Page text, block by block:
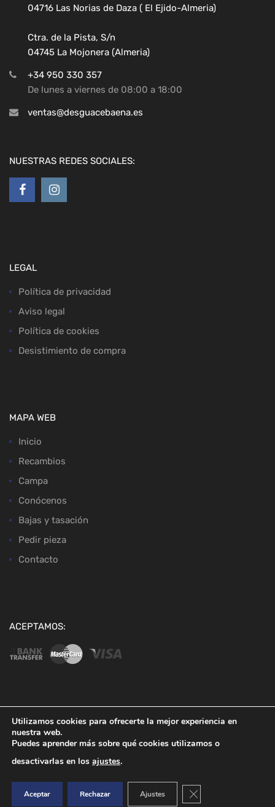
04716 Las Norias de Daza ( El Ejido-Almeria)
Ctra. de la Pista, S/n
04745 La Mojonera (Almeria)
+34 950 330 357
De lunes a viernes de 08:00 a 18:00
ventas@desguacebaena.es
NUESTRAS REDES SOCIALES:
LEGAL
Política de privacidad
Aviso legal
Política de cookies
Desistimiento de compra
MAPA WEB
Inicio
Recambios
Campa
Conócenos
Bajas y tasación
Pedir pieza
Contacto
ACEPTAMOS:
Utilizamos cookies para ofrecerte la mejor experiencia en
nuestra web.
Puedes aprender más sobre qué cookies utilizamos o
desactivarlas en los ajustes.
Aceptar Rechazar Ajustes Cerrar el banner de